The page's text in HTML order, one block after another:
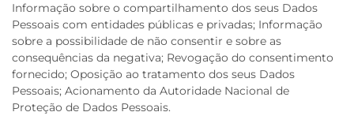
Informação sobre o compartilhamento dos seus Dados
Pessoais com entidades públicas e privadas; Informação
sobre a possibilidade de não consentir e sobre as
consequências da negativa; Revogação do consentimento
fornecido; Oposição ao tratamento dos seus Dados
Pessoais; Acionamento da Autoridade Nacional de
Proteção de Dados Pessoais.